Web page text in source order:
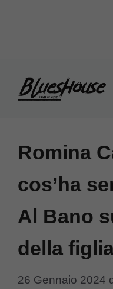
Romina
cos’ha
Al Bano
della
26 Gennaio 2024